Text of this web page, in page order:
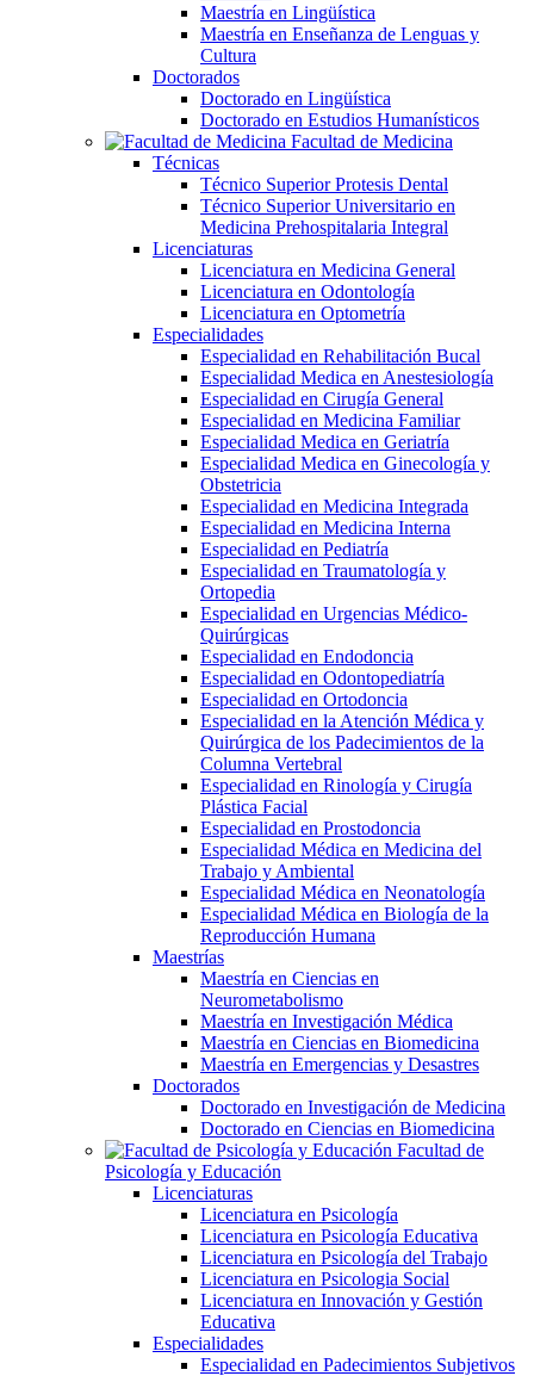
Maestría en Lingüística
Maestría en Enseñanza de Lenguas y
Cultura
Doctorados
Doctorado en Lingüística
Doctorado en Estudios Humanísticos
Facultad de Medicina
Técnicas
Técnico Superior Protesis Dental
Técnico Superior Universitario en
Medicina Prehospitalaria Integral
Licenciaturas
Licenciatura en Medicina General
Licenciatura en Odontología
Licenciatura en Optometría
Especialidades
Especialidad en Rehabilitación Bucal
Especialidad Medica en Anestesiología
Especialidad en Cirugía General
Especialidad en Medicina Familiar
Especialidad Medica en Geriatría
Especialidad Medica en Ginecología y
Obstetricia
Especialidad en Medicina Integrada
Especialidad en Medicina Interna
Especialidad en Pediatría
Especialidad en Traumatología y
Ortopedia
Especialidad en Urgencias Médico-
Quirúrgicas
Especialidad en Endodoncia
Especialidad en Odontopediatría
Especialidad en Ortodoncia
Especialidad en la Atención Médica y
Quirúrgica de los Padecimientos de la
Columna Vertebral
Especialidad en Rinología y Cirugía
Plástica Facial
Especialidad en Prostodoncia
Especialidad Médica en Medicina del
Trabajo y Ambiental
Especialidad Médica en Neonatología
Especialidad Médica en Biología de la
Reproducción Humana
Maestrías
Maestría en Ciencias en
Neurometabolismo
Maestría en Investigación Médica
Maestría en Ciencias en Biomedicina
Maestría en Emergencias y Desastres
Doctorados
Doctorado en Investigación de Medicina
Doctorado en Ciencias en Biomedicina
Facultad de
Psicología y Educación
Licenciaturas
Licenciatura en Psicología
Licenciatura en Psicología Educativa
Licenciatura en Psicología del Trabajo
Licenciatura en Psicologia Social
Licenciatura en Innovación y Gestión
Educativa
Especialidades
Especialidad en Padecimientos Subjetivos